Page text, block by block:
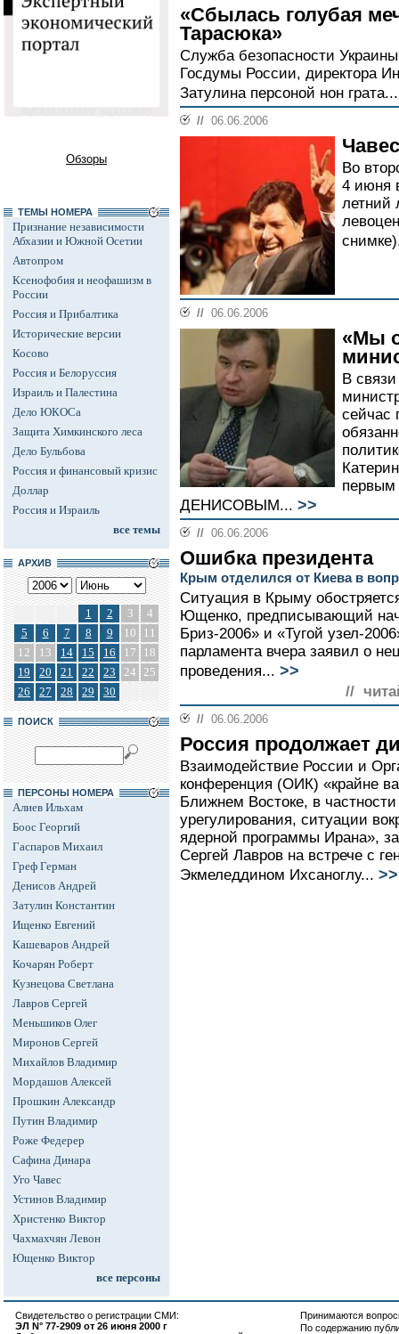
Обзоры
ТЕМЫ НОМЕРА
Признание независимости
Абхазии и Южной Осетии
Автопром
Ксенофобия и неофашизм в
России
Россия и Прибалтика
Исторические версии
Косово
Россия и Белоруссия
Израиль и Палестина
Дело ЮКОСа
Защита Химкинского леса
Дело Бульбова
Россия и финансовый кризис
Доллар
Россия и Израиль
все темы
АРХИВ
1 2 3
4
5
6 7 8 9 10
11
12
13 14 15 16 17
18
19
20 21 22 23 24 25
26
27 28 29 30
ПОИСК
ПЕРСОНЫ НОМЕРА
Алиев Ильхам
Боос Георгий
Гаспаров Михаил
Греф Герман
Денисов Андрей
Затулин Константин
Ищенко Евгений
Кашеваров Андрей
Кочарян Роберт
Кузнецова Светлана
Лавров Сергей
Меньшиков Олег
Миронов Сергей
Михайлов Владимир
Мордашов Алексей
Прошкин Александр
Путин Владимир
Роже Федерер
Сафина Динара
Уго Чавес
Устинов Владимир
Христенко Виктор
Чахмахчян Левон
Ющенко Виктор
все персоны
«Сбылась голубая
Тарасюка»
Служба безопасности
Госдумы России, директора
Затулина персоной нон
// 06.06.2006
Во
4 июня
летний
// 06.06.2006
«Мы
В
сейчас
ДЕНИСОВЫМ... >>
// 06.06.2006
Ошибка президента
Крым отделился от Киева в
Ситуация в Крыму
Ющенко, предписывающий
Бриз-2006» и «Тугой узел-
парламента вчера заявил о
проведения... >>
//
// 06.06.2006
Россия продолжает
Взаимодействие России и
конференция (ОИК) «крайне
Ближнем Востоке, в
урегулирования, ситуации
ядерной программы Ирана»,
Сергей Лавров на встрече с
Экмеледдином Ихсаноглу... >>
Свидетельство о регистрации СМИ:
ЭЛ N° 77-2909 от 26 июня 2000 г
Принимаются
По содержанию